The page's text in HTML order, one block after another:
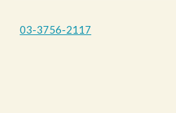
03-3756-2117